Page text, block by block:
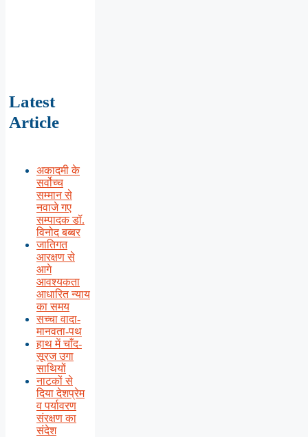
Latest
Article
अकादमी के
सर्वोच्च
सम्मान से
नवाजे गए
सम्पादक डॉ.
विनोद बब्बर
जातिगत
आरक्षण से
आगे
आवश्यकता
आधारित न्याय
का समय
सच्चा वादा-
मानवता-पथ
हाथ में चाँद-
सूरज उगा
साथियों
नाटकों से
दिया देशप्रेम
व पर्यावरण
संरक्षण का
संदेश